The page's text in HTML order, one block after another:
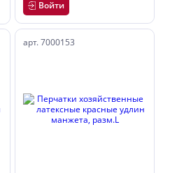
Войти
арт. 7000153